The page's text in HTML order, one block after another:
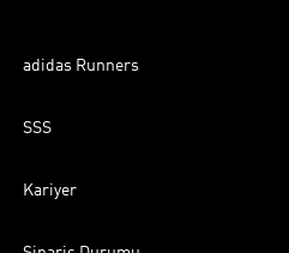
adidas Runners
SSS
Kariyer